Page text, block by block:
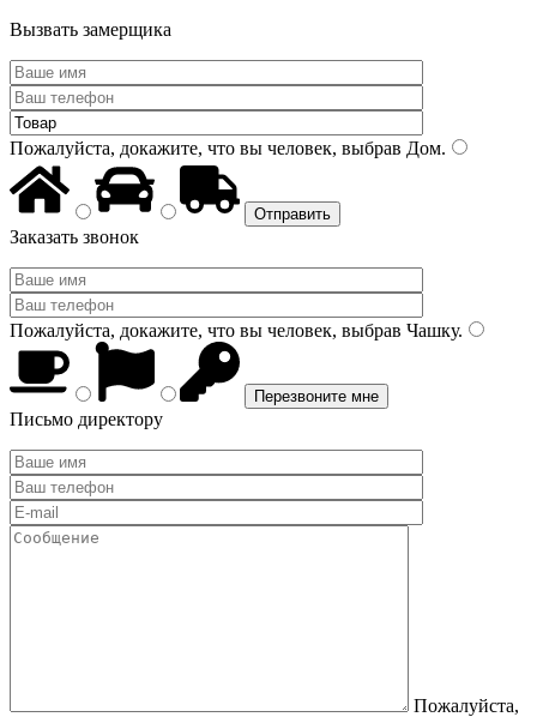
Вызвать замерщика
Пожалуйста, докажите, что вы человек, выбрав Дом.
Заказать звонок
Пожалуйста, докажите, что вы человек, выбрав Чашку.
Письмо директору
Пожалуйста,